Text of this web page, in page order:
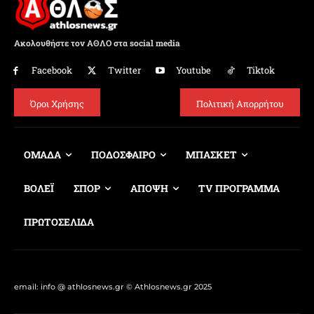
Ακολουθήστε τον ΑΘΛΟ στα social media
Facebook Twitter Youtube Tiktok
Όροι Χρήσης Πολιτική Απορρήτου
ΟΜΑΔΑ ΠΟΔΟΣΦΑΙΡΟ ΜΠΑΣΚΕΤ
ΒΟΛΕΪ ΣΠΟΡ ΑΠΟΨΗ TV ΠΡΟΓΡΑΜΜΑ
ΠΡΩΤΟΣΕΛΙΔΑ
email: info @ athlosnews.gr © Athlosnews.gr 2025